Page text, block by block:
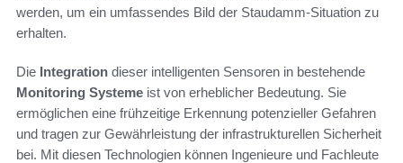
werden, um ein umfassendes Bild der Staudamm-Situation zu
erhalten.
Die Integration dieser intelligenten Sensoren in bestehende
Monitoring Systeme ist von erheblicher Bedeutung. Sie
ermöglichen eine frühzeitige Erkennung potenzieller Gefahren
und tragen zur Gewährleistung der infrastrukturellen Sicherheit
bei. Mit diesen Technologien können Ingenieure und Fachleute